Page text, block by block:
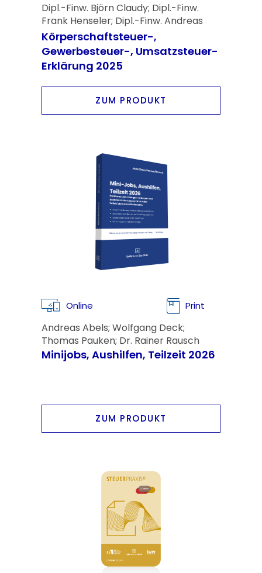
Dipl.-Finw. Björn Claudy; Dipl.-Finw.
Frank Henseler; Dipl.-Finw. Andreas
Kümpel
Körperschaftsteuer-,
Gewerbesteuer-, Umsatzsteuer-
Erklärung 2025
ZUM PRODUKT
Online Print
Andreas Abels; Wolfgang Deck;
Thomas Pauken; Dr. Rainer Rausch
Minijobs, Aushilfen, Teilzeit 2026
ZUM PRODUKT